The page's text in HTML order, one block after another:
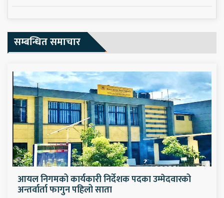
सम्बन्धित समाचार
आयल निगमको कार्यकारी निर्देशक पदका उम्मेदवारको
अन्तर्वार्ता फागुन पहिलो साता